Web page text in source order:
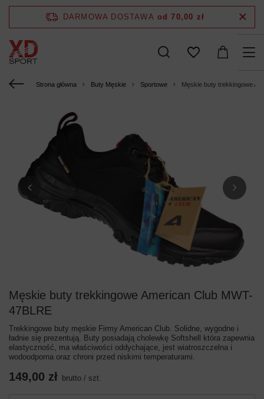
DARMOWA DOSTAWA od 70,00 zł
Strona główna Buty Męskie Sportowe Męskie buty trekkingowe
Męskie buty trekkingowe American Club MWT-
47BLRE
Trekkingowe buty męskie Firmy American Club. Solidne, wygodne i
ładnie się prezentują. Buty posiadają cholewkę Softshell która zapewnia
elastyczność, ma właściwości oddychające, jest wiatroszczelna i
wodoodporna oraz chroni przed niskimi temperaturami.
149,00 zł brutto / szt.